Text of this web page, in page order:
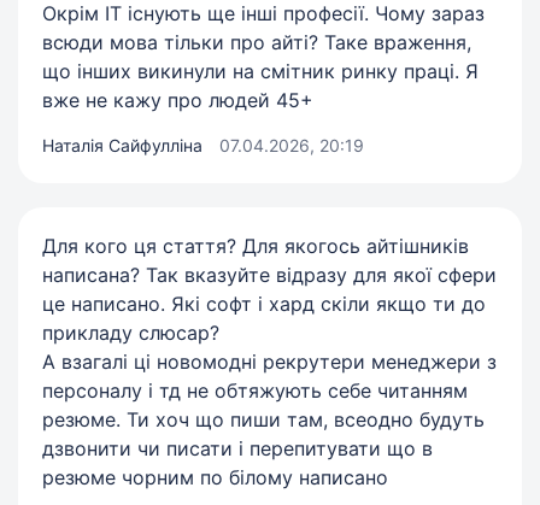
Окрім IT існують ще інші професії. Чому зараз
всюди мова тільки про айті? Таке враження,
що інших викинули на смітник ринку праці. Я
вже не кажу про людей 45+
Наталія Сайфулліна 07.04.2026, 20:19
Для кого ця стаття? Для якогось айтішників
написана? Так вказуйте відразу для якої сфери
це написано. Які софт і хард скіли якщо ти до
прикладу слюсар?
А взагалі ці новомодні рекрутери менеджери з
персоналу і тд не обтяжують себе читанням
резюме. Ти хоч що пиши там, всеодно будуть
дзвонити чи писати і перепитувати що в
резюме чорним по білому написано